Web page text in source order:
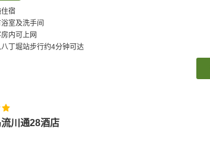
住宿
室及洗手间
内可上网
八丁堀站步行约4分钟可达
川通28酒店